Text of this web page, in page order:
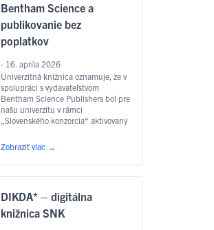
Bentham Science a
publikovanie bez
poplatkov
- 16. apríla 2026
Univerzitná knižnica oznamuje, že v
spolupráci s vydavateľstvom
Bentham Science Publishers bol pre
našu univerzitu v rámci
„Slovenského konzorcia“ aktivovaný
Read and Publish, ktorý bol
predĺžený do 30.9.2026. Čo získate
v rámci skúšobného prístupu? Ako
sa pripojiť? Prístup je nastavený
prihlasovacie meno ani heslo. Využiť
…
Čítať ďalej
Zobraziť viac →
DIKDA* – digitálna
knižnica SNK